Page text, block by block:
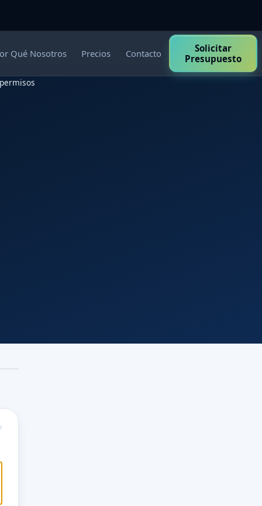
Qué Nosotros Precios Contacto
Solicitar
Presupuesto